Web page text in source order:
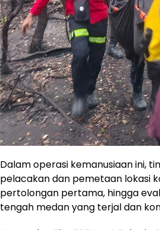
Dalam operasi kemanusiaan ini,
pelacakan dan pemetaan lokasi
pertolongan pertama, hingga
tengah medan yang terjal dan